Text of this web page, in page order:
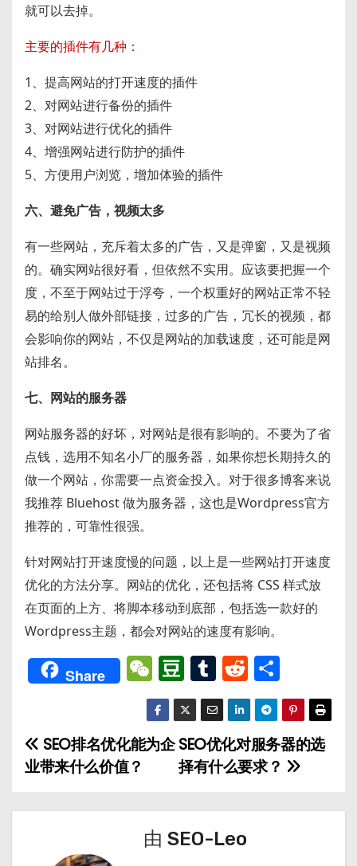
就可以去掉。
主要的插件有几种：
1、提高网站的打开速度的插件
2、对网站进行备份的插件
3、对网站进行优化的插件
4、增强网站进行防护的插件
5、方便用户浏览，增加体验的插件
六、避免广告，视频太多
有一些网站，充斥着太多的广告，又是弹窗，又是视频
的。确实网站很好看，但依然不实用。应该要把握一个
度，不至于网站过于浮夸，一个权重好的网站正常不轻
易的给别人做外部链接，过多的广告，冗长的视频，都
会影响你的网站，不仅是网站的加载速度，还可能是网
站排名。
七、网站的服务器
网站服务器的好坏，对网站是很有影响的。不要为了省
点钱，选用不知名小厂的服务器，如果你想长期持久的
做一个网站，你需要一点资金投入。对于很多博客来说
我推荐 Bluehost 做为服务器，这也是Wordpress官方
推荐的，可靠性很强。
针对网站打开速度慢的问题，以上是一些网站打开速度
优化的方法分享。网站的优化，还包括将 CSS 样式放
在页面的上方、将脚本移动到底部，包括选一款好的
Wordpress主题，都会对网站的速度有影响。
Share W
e
C
h
D
o
u
b
a
T
u
m
bl
r
R
e
d
di
t
享
文
章
导
SEO优化对服务器的选
择有什么要求？
SEO排名优化能为企
业带来什么价值？
由 SEO-Leo